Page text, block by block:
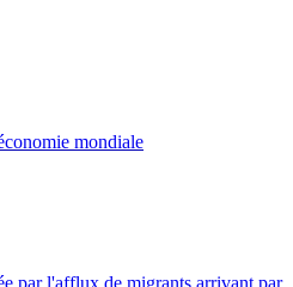
mondiale